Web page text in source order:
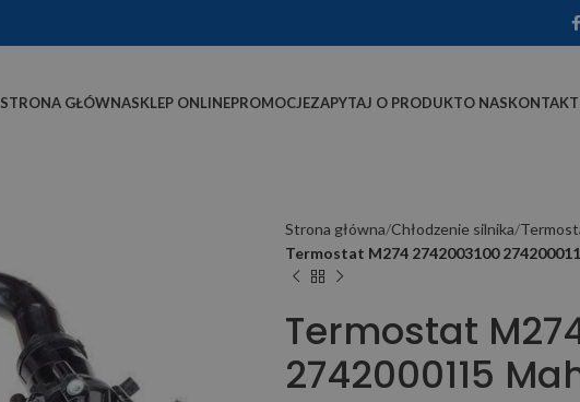
STRONA GŁÓWNASKLEP ONLINEPROMOCJEZAPYTAJ O PRODUKTO NASKONTAKT
Strona główna Chłodzenie silnika
Termostat M274 2742003100
Termostat
2742000115